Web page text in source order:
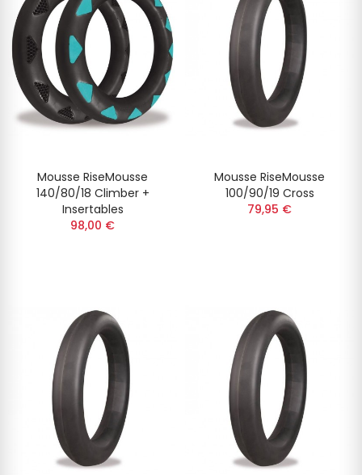
Mousse RiseMousse
140/80/18 Climber +
Insertables
98,00 €
Mousse RiseMousse
100/90/19 Cross
79,95 €